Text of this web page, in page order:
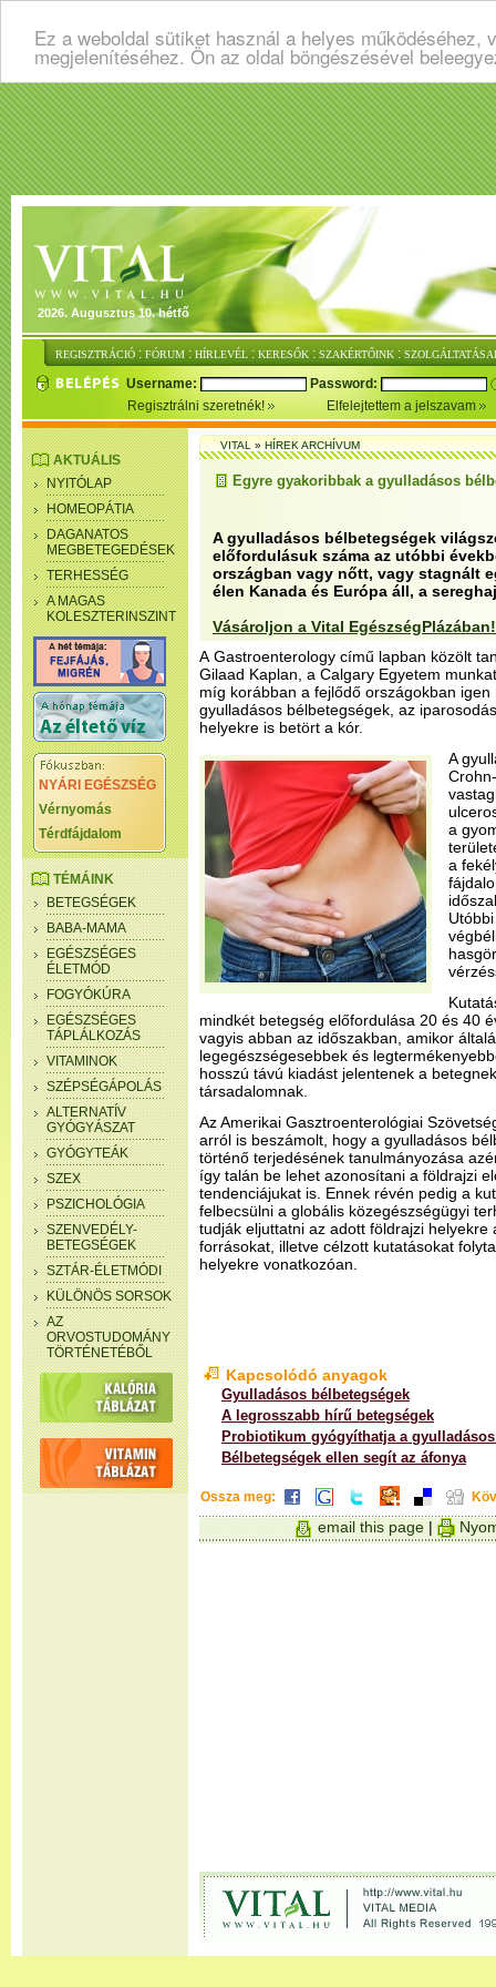
Ez a weboldal sütiket használ a helyes
megjelenítéséhez. Ön az oldal böngészésével
2026. Augusztus 10. hétfő
REGISZTRÁCIÓ : FÓRUM : HÍRLEVÉL : KERESŐK : SZAKÉRTŐINK :
Username:
Password:
Regisztrálni szeretnék!
Elfelejtettem a jelszavam
AKTUÁLIS
NYITÓLAP
HOMEOPÁTIA
DAGANATOS
MEGBETEGEDÉSEK
TERHESSÉG
A MAGAS
KOLESZTERINSZINT
NYÁRI EGÉSZSÉG
Vérnyomás
Térdfájdalom
TÉMÁINK
BETEGSÉGEK
BABA-MAMA
EGÉSZSÉGES
ÉLETMÓD
FOGYÓKÚRA
EGÉSZSÉGES
TÁPLÁLKOZÁS
VITAMINOK
SZÉPSÉGÁPOLÁS
ALTERNATÍV
GYÓGYÁSZAT
GYÓGYTEÁK
SZEX
PSZICHOLÓGIA
SZENVEDÉLY-
BETEGSÉGEK
SZTÁR-ÉLETMÓDI
KÜLÖNÖS SORSOK
AZ
ORVOSTUDOMÁNY
TÖRTÉNETÉBŐL
VITAL»HÍREK ARCHÍVUM
Egyre gyakoribbak a gyulladásos
A gyulladásos bélbetegségek
előfordulásuk száma az utóbbi
országban vagy nőtt, vagy stagnált
élen Kanada és Európa áll, a
Vásároljon a Vital EgészségPlázában!
A Gastroenterology című lapban közölt
Gilaad Kaplan, a Calgary Egyetem
míg korábban a fejlődő országokban
gyulladásos bélbetegségek, az
helyekre is betört a kór.
A
a
a
mindkét betegség előfordulása 20 és 40
vagyis abban az időszakban, amikor
legegészségesebbek és
hosszú távú kiadást jelentenek a
társadalomnak.
Az Amerikai Gasztroenterológiai
arról is beszámolt, hogy a gyulladásos
történő terjedésének tanulmányozása
így talán be lehet azonosítani a földrajzi
tendenciájukat is. Ennek révén pedig a
felbecsülni a globális közegészségügyi
tudják eljuttatni az adott földrajzi helyekre
forrásokat, illetve célzott kutatásokat
helyekre vonatkozóan.
Kapcsolódó anyagok
Gyulladásos bélbetegségek
A legrosszabb hírű betegségek
Probiotikum gyógyíthatja a
Bélbetegségek ellen segít az áfonya
Ossza meg:
email this page |